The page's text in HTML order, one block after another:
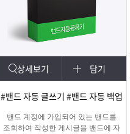
상세보기 담기
#밴드 자동 글쓰기 #밴드 자동 백업
밴드 계정에 가입되어 있는 밴드를
조회하여 작성한 게시글을 밴드에 자